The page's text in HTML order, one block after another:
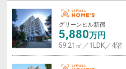
グリーンヒル新宿
5,880万円
59.21㎡／1LDK／4階